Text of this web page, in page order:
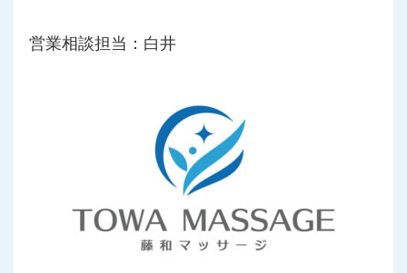
営業相談担当：白井